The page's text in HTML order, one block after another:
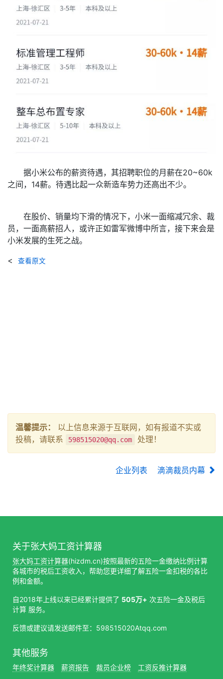
据小米公布的薪资待遇，其招聘职位的月薪在20~60k
之间，14薪。待遇比起一众新造车势力还高出不少。
在股价、销量均下滑的情况下，小米一面缩减冗余、裁
员，一面高薪招人，或许正如雷军微博中所言，接下来会是
小米发展的生死之战。
<
查看原文
温馨提示：
以上信息来源于互联网，如有报道不实或
投稿，请联系
598515020@qq.com 处理！
企业列表 滴滴裁员内幕
关于张大妈工资计算器
张大妈工资计算器(hizdm.cn)按照最新的五险一金缴纳比例计算
各城市的税后工资收入，帮助您更详细了解五险一金扣税的各比
例和金额。
自2018年上线以来已经累计提供了 505万+ 次五险一金及税后
计算 服务。
反馈或建议请发送邮件至：598515020Atqq.com
其他服务
年终奖计算器 薪资报告 裁员企业榜 工资反推计算器